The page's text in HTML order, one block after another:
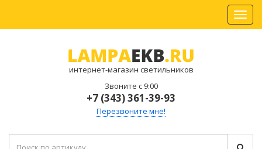
интернет-магазин светильников
Звоните с 9:00
+7 (343) 361-39-93
Перезвоните мне!